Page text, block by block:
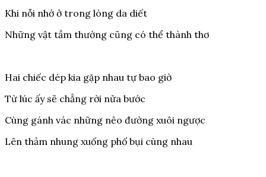
Khi nỗi nhớ ở trong lòng da diết
Những vật tầm thường cũng có thể thành thơ
Hai chiếc dép kia gặp nhau tự bao giờ
Từ lúc ấy sẽ chẳng rời nửa bước
Cùng gánh vác những nẻo đường xuôi ngược
Lên thảm nhung xuống phố bụi cùng nhau